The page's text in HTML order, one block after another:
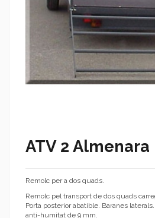
ATV 2 Almenara
Remolc per a dos quads.
Remolc pel transport de dos quads
Porta posterior abatible. Baranes
anti-humitat de 9 mm.